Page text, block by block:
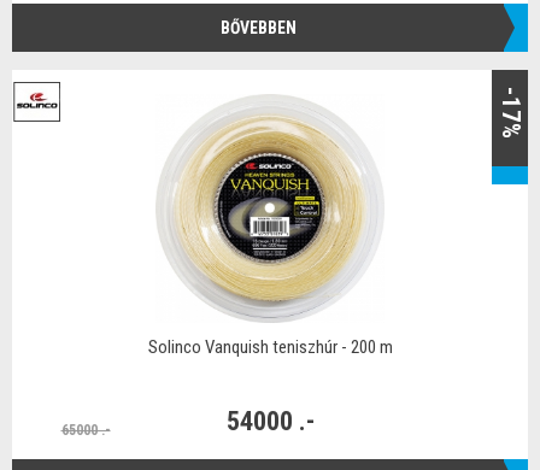
BŐVEBBEN
-17%
Solinco Vanquish teniszhúr - 200 m
65000 .- 54000 .-